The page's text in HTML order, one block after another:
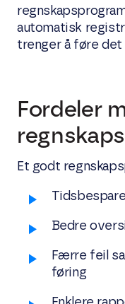
automatisk
trenger å føre det
Fordeler
Et godt
Bedre
Færre feil
føring